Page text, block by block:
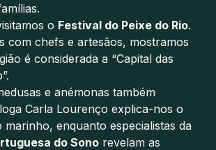
o Festival do Peixe do Rio.
com chefs e artesãos, mostramos
é considerada a “Capital das
e anémonas também
Carla Lourenço explica-nos o
enquanto especialistas da
do Sono revelam as